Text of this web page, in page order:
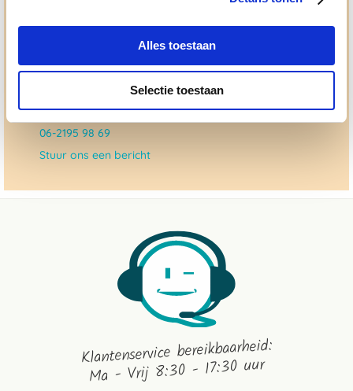
Alles toestaan
Selectie toestaan
Ma. t/m vrij 8:30 - 17:30 uur
050 - 409 69 96
advies@paardendrogist.nl
Whatsapp met ons
06-2195 98 69
Stuur ons een bericht
Klantenservice bereikbaarheid:
Ma - Vrij 8:30 - 17:30 uur